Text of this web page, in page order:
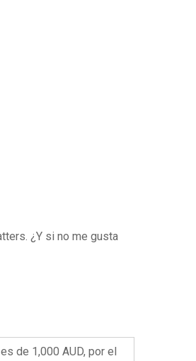
¿Y si no me gusta
de 1,000 AUD, por el